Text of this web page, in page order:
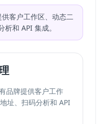
客户工作区、动态二
和 API 集成。
品牌提供客户工作
址、扫码分析和 API